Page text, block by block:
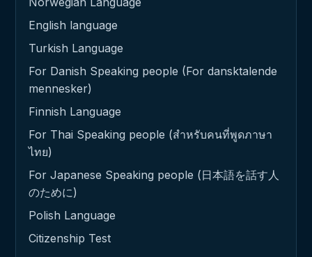
English language
Turkish Language
For Danish Speaking people (For dansktalende
mennesker)
Finnish Language
For Thai Speaking people (สำหรับคนที่พูดภาษา
ไทย)
For Japanese Speaking people (日本語を話す人
のために)
Polish Language
Citizenship Test